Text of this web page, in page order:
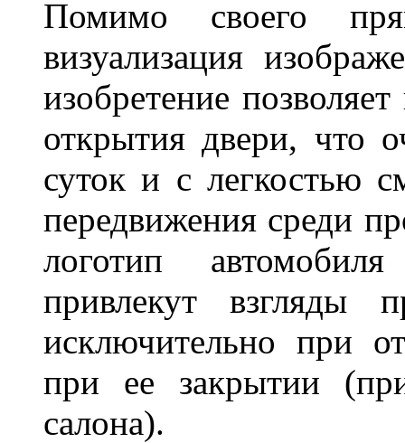
Помимо своего
визуализация
изобретение
открытия двери, что
суток и с легкостью
передвижения среди
логотип
привлекут взгляды
исключительно при
при ее закрытии
салона).